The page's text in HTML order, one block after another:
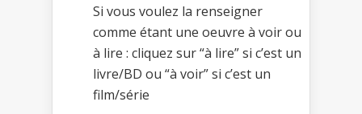
Si vous voulez la renseigner
comme étant une oeuvre à voir ou
à lire : cliquez sur “à lire” si c’est un
livre/BD ou “à voir” si c’est un
film/série